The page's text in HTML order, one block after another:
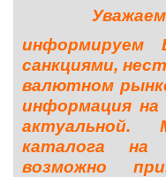
санкциями,
валютном
информация
актуальной.
каталога
возможно